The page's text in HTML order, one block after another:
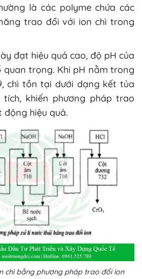
là các polyme chứa các
trao đổi với ion chì trong
đạt hiệu quả cao, độ pH của
quan trọng. Khi pH nằm trong
chì tồn tại dưới dạng kết tủa
khiến phương pháp trao
hiệu quả.
chì bằng phương pháp trao đổi ion